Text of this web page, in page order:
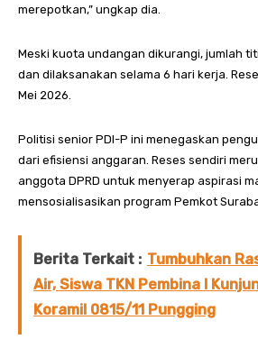
merepotkan,” ungkap dia.
Meski kuota undangan dikurangi, jumlah
dan dilaksanakan selama 6 hari kerja.
Mei 2026.
Politisi senior PDI-P ini menegaskan
dari efisiensi anggaran. Reses sendiri
anggota DPRD untuk menyerap aspirasi
mensosialisasikan program Pemkot
Berita Terkait : Tumbuhkan
Air, Siswa TKN Pembina I
Koramil 0815/11 Pungging